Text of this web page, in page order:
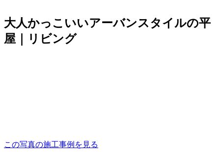
大人かっこいいアーバンスタイルの平
屋｜リビング
この写真の施工事例を見る